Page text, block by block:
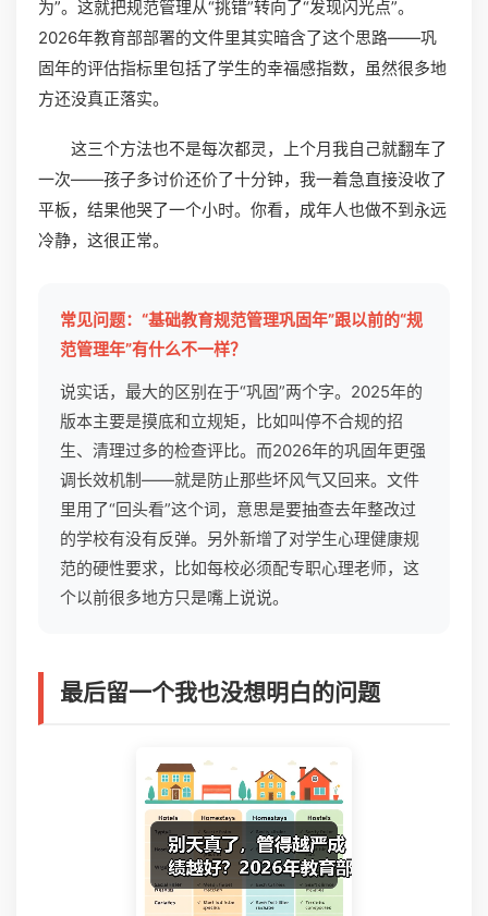
为”。这就把规范管理从“挑错”转向了“发现闪光点”。
2026年教育部部署的文件里其实暗含了这个思路——巩
固年的评估指标里包括了学生的幸福感指数，虽然很多地
方还没真正落实。
这三个方法也不是每次都灵，上个月我自己就翻车了
一次——孩子多讨价还价了十分钟，我一着急直接没收了
平板，结果他哭了一个小时。你看，成年人也做不到永远
冷静，这很正常。
常见问题：“基础教育规范管理巩固年”跟以前的“规
范管理年”有什么不一样？
说实话，最大的区别在于“巩固”两个字。2025年的
版本主要是摸底和立规矩，比如叫停不合规的招
生、清理过多的检查评比。而2026年的巩固年更强
调长效机制——就是防止那些坏风气又回来。文件
里用了“回头看”这个词，意思是要抽查去年整改过
的学校有没有反弹。另外新增了对学生心理健康规
范的硬性要求，比如每校必须配专职心理老师，这
个以前很多地方只是嘴上说说。
最后留一个我也没想明白的问题